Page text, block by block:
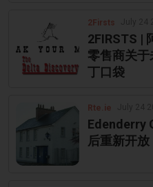
2Firsts
2FIRSTS |
零售商关
丁口袋
Rte.ie
Edenderry
后重新开放